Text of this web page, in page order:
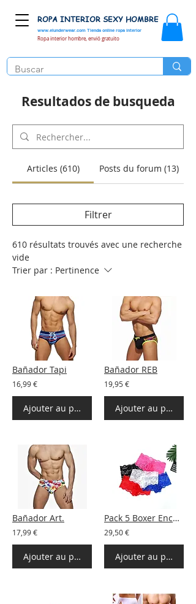
www.elunderwear.com Tienda online ropa interior
ROPA INTERIOR SEXY HOMBRE
Ropa interior hombre, envió gratuito
Resultados de busqueda
Articles (610) Posts du forum (13)
Filtrer
610 résultats trouvés avec une recherche
vide
Trier par : Pertinence
Bañador Tapi
16,99 €
Ajouter au panier
Bañador REB
19,95 €
Ajouter au panier
Bañador Art.
17,99 €
Ajouter au panier
Pack 5 Boxer Encaje
29,50 €
Ajouter au panier